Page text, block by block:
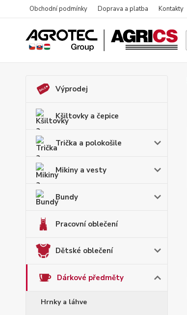
Obchodní podmínky Doprava a platba Kontakty
Výprodej
Kšiltovky a čepice
Trička a polokošile
Mikiny a vesty
Bundy
Pracovní oblečení
Dětské oblečení
Dárkové předměty
Hrnky a láhve